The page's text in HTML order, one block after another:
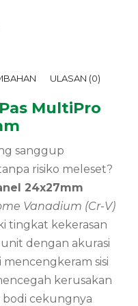
ULASAN (0)
MultiPro
sanggup
risiko meleset?
24x27mm
Vanadium (Cr-V)
tingkat kekerasan
dengan akurasi
sisi
kerusakan
bodi cekungnya